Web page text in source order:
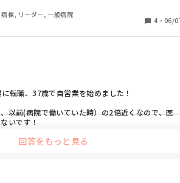
棟, リーダー, 一般病院
4 ・ 06/
転職、37歳で自営業を始めました！
以前(病院で働いていた時）の2倍近くなので、医
回答をもっと見る